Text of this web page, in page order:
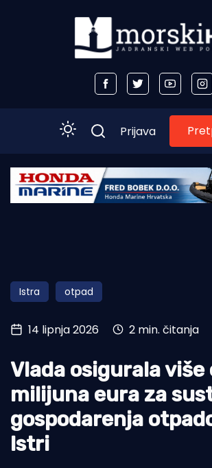
Početna
Obala
Otoci
Turizam i nautika
Pomorstvo
Ribolov
Ekologija
Tradicija i kultura
Prijava
Istra otpad
14 lipnja 2026 2 min. čitanja
Vlada osigurala više
milijuna eura za
gospodarenja
Istri